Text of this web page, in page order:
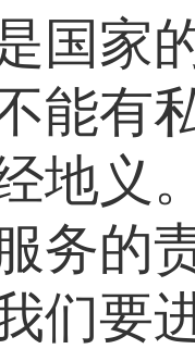
家的
能有
地义
务的
们要